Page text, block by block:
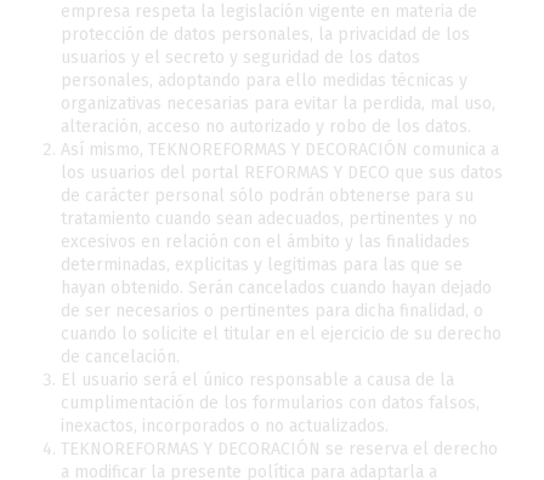
empresa respeta la legislación vigente en materia de
protección de datos personales, la privacidad de los
usuarios y el secreto y seguridad de los datos
personales, adoptando para ello medidas técnicas y
organizativas necesarias para evitar la perdida, mal uso,
alteración, acceso no autorizado y robo de los datos.
Así mismo, TEKNOREFORMAS Y DECORACIÓN comunica a
los usuarios del portal REFORMAS Y DECO que sus datos
de carácter personal sólo podrán obtenerse para su
tratamiento cuando sean adecuados, pertinentes y no
excesivos en relación con el ámbito y las finalidades
determinadas, explicitas y legitimas para las que se
hayan obtenido. Serán cancelados cuando hayan dejado
de ser necesarios o pertinentes para dicha finalidad, o
cuando lo solicite el titular en el ejercicio de su derecho
de cancelación.
El usuario será el único responsable a causa de la
cumplimentación de los formularios con datos falsos,
inexactos, incorporados o no actualizados.
TEKNOREFORMAS Y DECORACIÓN se reserva el derecho
a modificar la presente política para adaptarla a